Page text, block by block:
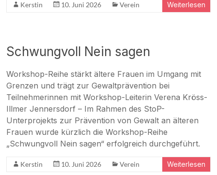
Kerstin 10. Juni 2026 Verein Weiterlesen
Schwungvoll Nein sagen
Workshop-Reihe stärkt ältere Frauen im Umgang mit
Grenzen und trägt zur Gewaltprävention bei
Teilnehmerinnen mit Workshop-Leiterin Verena Kröss-
Illmer Jennersdorf – Im Rahmen des StoP-
Unterprojekts zur Prävention von Gewalt an älteren
Frauen wurde kürzlich die Workshop-Reihe
„Schwungvoll Nein sagen“ erfolgreich durchgeführt.
Kerstin 10. Juni 2026 Verein Weiterlesen